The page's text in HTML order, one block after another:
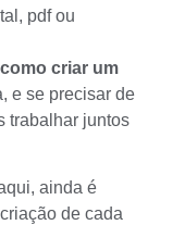
pdf ou
como criar um
e se precisar de
trabalhar juntos
ainda é
de cada